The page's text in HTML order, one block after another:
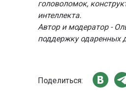
головоломок,
интеллекта.
Автор и модератор -
поддержку одаренных
Поделиться: